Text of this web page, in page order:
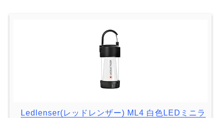
Ledlenser(レッドレンザー) ML4 白色LEDミニラ